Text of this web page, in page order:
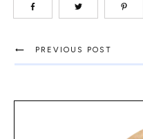
PREVIOUS POST